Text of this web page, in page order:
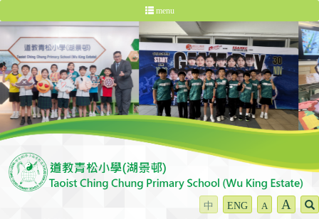
menu
中 ENG A A